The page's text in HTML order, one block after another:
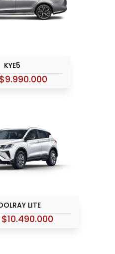
KYE5
$9.990.000
LITE
$10.490.000